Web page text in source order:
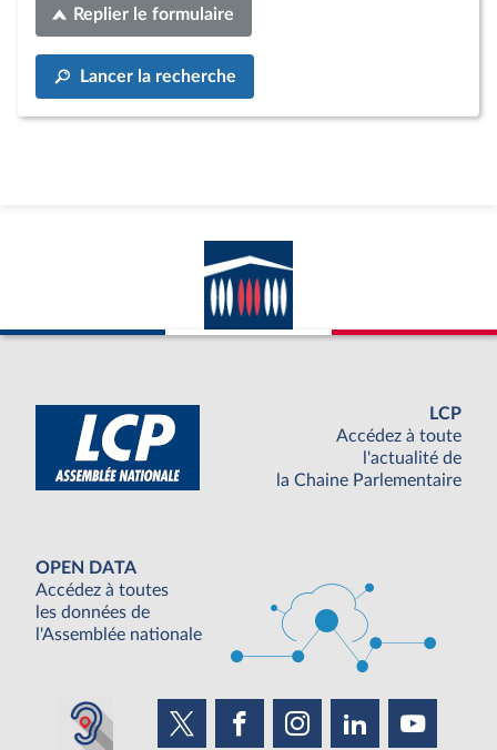
Replier le formulaire
Lancer la recherche
LCP
Accédez à toute
l'actualité de
la Chaine Parlementaire
OPEN DATA
Accédez à toutes
les données de
l'Assemblée nationale